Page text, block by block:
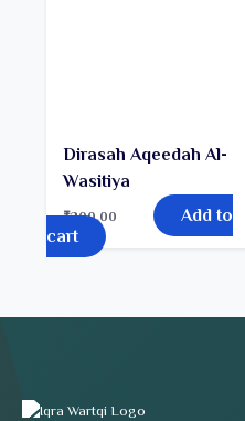
Dirasah Aqeedah Al-
Wasitiya
₹200.00
Add to
cart